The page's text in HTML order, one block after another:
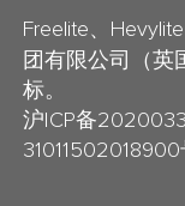
Freelite、
团有限公司（英
标
沪ICP备